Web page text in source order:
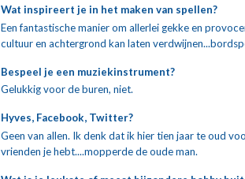
Wat inspireert je in het maken van spellen?
Een fantastische manier om allerlei gekke en
cultuur en achtergrond kan laten
Bespeel je een muziekinstrument?
Gelukkig voor de buren, niet.
Hyves, Facebook, Twitter?
Geen van allen. Ik denk dat ik hier tien jaar te oud
vrienden je hebt....mopperde de oude man.